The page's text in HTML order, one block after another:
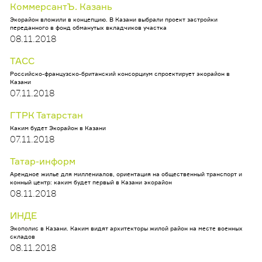
КоммерсантЪ. Казань
Экорайон вложили в концепцию. В Казани выбрали проект застройки
переданного в фонд обманутых вкладчиков участка
08.11.2018
ТАСС
Российско-французско-британский консорциум спроектирует экорайон в
Казани
07.11.2018
ГТРК Татарстан
Каким будет Экорайон в Казани
07.11.2018
Татар-информ
Арендное жилье для миллениалов, ориентация на общественный транспорт и
конный центр: каким будет первый в Казани экорайон
08.11.2018
ИНДЕ
Экополис в Казани. Каким видят архитекторы жилой район на месте военных
складов
08.11.2018